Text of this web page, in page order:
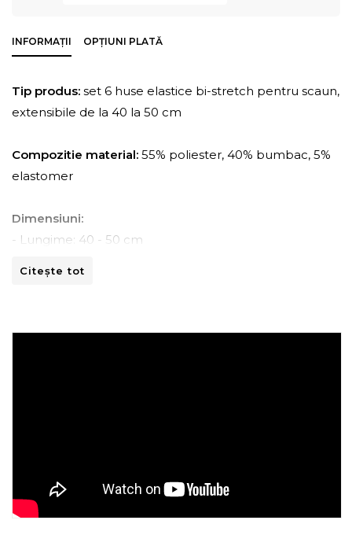
INFORMAȚII OPȚIUNI PLATĂ
Tip produs: set 6 huse elastice bi-stretch pentru scaun,
extensibile de la 40 la 50 cm
Compozitie material: 55% poliester, 40% bumbac, 5%
elastomer
Dimensiuni:
- Lungime: 40 - 50 cm
- Evitati contactul direct cu benzi de fixare automata
sau alte elemente ascutite.
Citește tot